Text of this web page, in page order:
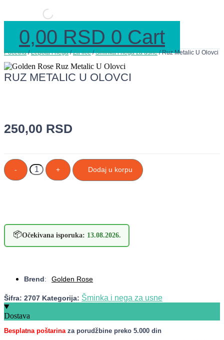
0,00 RSD 0 Cart
Početna/Lepota i nega/Za lice/Šminka i nega za usne/ Ruz Metalic U Olovci
RUZ METALIC U OLOVCI
250,00 RSD
-
Ruz
Metalic
+ Dodaj u korpu
📦Očekivana isporuka: 13.08.2026.
Brend: Golden Rose
Šifra: 2707 Kategorija: Šminka i nega za usne
Dostava
Besplatna poštarina za porudžbine preko 5.000 din